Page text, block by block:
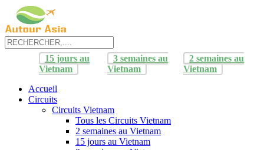
15 jours au
Vietnam
3 semaines au
Vietnam
2 semaines au
Vietnam
Accueil
Circuits
Circuits Vietnam
Tous les Circuits Vietnam
2 semaines au Vietnam
15 jours au Vietnam